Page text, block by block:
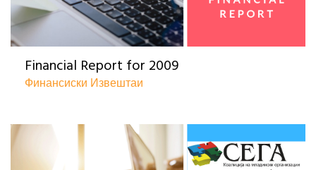
Financial Report for 2009
Финансиски Извештаи